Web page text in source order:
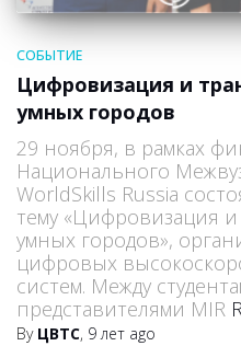
СОБЫТИЕ
Цифровизация и
умных городов
29 ноября, в рамках
Национального
WorldSkills Russia
тему «Цифровизация
умных городов»,
цифровых
систем. Между
представителями MIR
By ЦВТС, 9 лет ago